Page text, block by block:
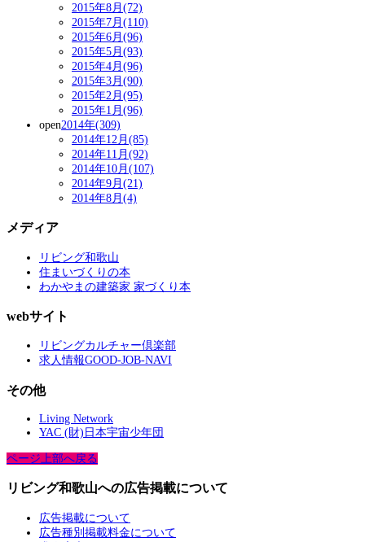
2015年8月(72)
2015年7月(110)
2015年6月(96)
2015年5月(93)
2015年4月(96)
2015年3月(90)
2015年2月(95)
2015年1月(96)
open2014年(309)
2014年12月(85)
2014年11月(92)
2014年10月(107)
2014年9月(21)
2014年8月(4)
メディア
リビング和歌山
住まいづくりの本
わかやまの建築家 家づくり本
webサイト
リビングカルチャー倶楽部
求人情報GOOD-JOB-NAVI
その他
Living Network
YAC (財)日本宇宙少年団
ページ上部へ戻る
リビング和歌山への広告掲載について
広告掲載について
広告種別掲載料金について